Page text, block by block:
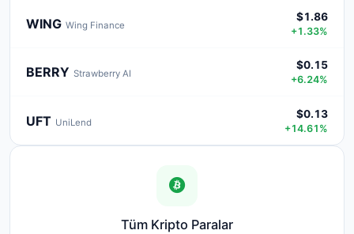
WING Wing Finance
$1.86
+1.33%
BERRY Strawberry AI
$0.15
+6.24%
UFT UniLend
$0.13
+14.61%
Tüm Kripto Paralar